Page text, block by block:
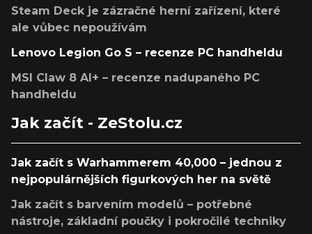
Steam Deck je zázračné herní zařízení, které
ale vůbec nepoužívám
Lenovo Legion Go S – recenze PC handheldu
MSI Claw 8 AI+ – recenze nadupaného PC
handheldu
Jak začít - ZeStolu.cz
Jak začít s Warhammerem 40,000 – jednou z
nejpopulárnějších figurkových her na světě
Jak začít s barvením modelů – potřebné
nástroje, základní poučky i pokročilé techniky